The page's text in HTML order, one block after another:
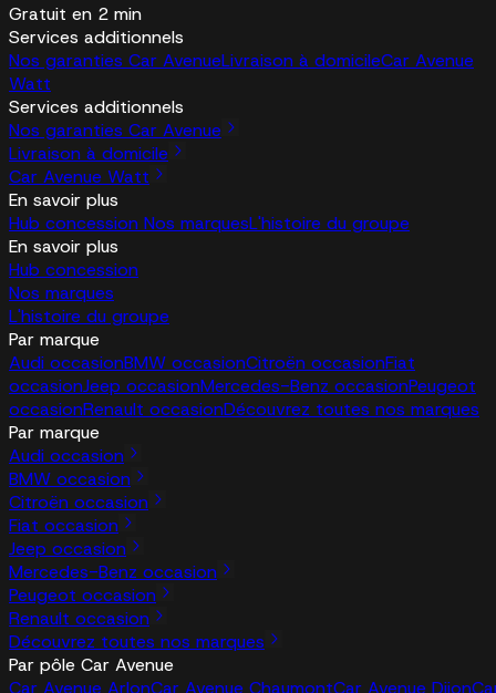
Gratuit en 2 min
Services additionnels
Nos garanties Car AvenueLivraison à domicileCar Avenue
Watt
Services additionnels
Nos garanties Car Avenue
Livraison à domicile
Car Avenue Watt
En savoir plus
Hub concession Nos marquesL'histoire du groupe
En savoir plus
Hub concession
Nos marques
L'histoire du groupe
Par marque
Audi occasionBMW occasionCitroën occasionFiat
occasionJeep occasionMercedes-Benz occasionPeugeot
occasionRenault occasionDécouvrez toutes nos marques
Par marque
Audi occasion
BMW occasion
Citroën occasion
Fiat occasion
Jeep occasion
Mercedes-Benz occasion
Peugeot occasion
Renault occasion
Découvrez toutes nos marques
Par pôle Car Avenue